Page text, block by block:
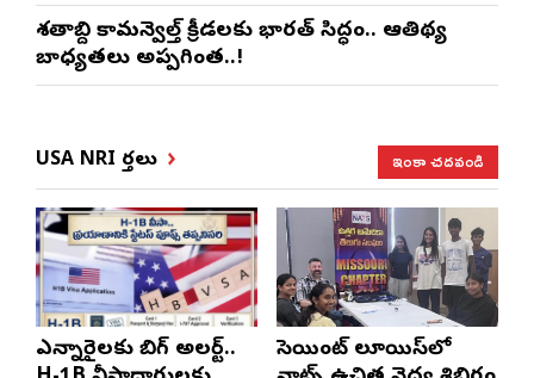
శతాబ్ది కామన్వెల్త్ క్రీడలకు భారత్ సిద్ధం.. ఆతిథ్య
బాధ్యతలు అప్పగింత..!
USA NRI వార్తలు ఇంకా చదవండి
ఎన్నారైలకు బిగ్ అలర్ట్..
సెయింట్ లూయిస్‌లో